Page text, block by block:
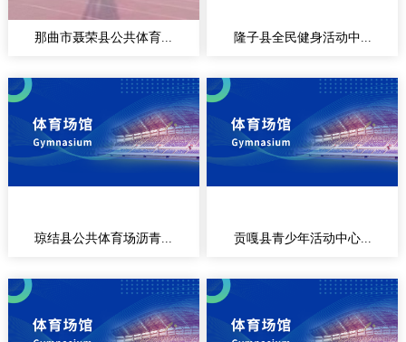
那曲市聂荣县公共体育... 隆子县全民健身活动中...
琼结县公共体育场沥青... 贡嘎县青少年活动中心...